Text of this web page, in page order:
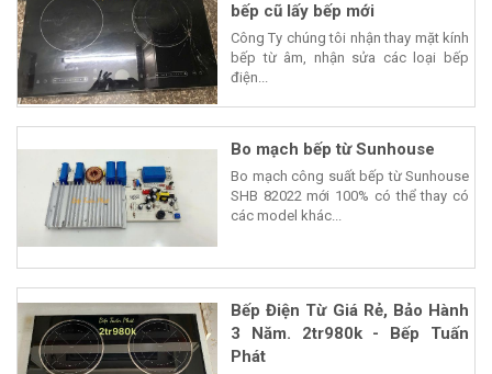
bếp cũ lấy bếp mới
Công Ty chúng tôi nhận thay mặt kính
bếp từ âm, nhận sửa các loại bếp
điện...
Bo mạch bếp từ Sunhouse
Bo mạch công suất bếp từ Sunhouse
SHB 82022 mới 100% có thể thay có
các model khác...
Bếp Điện Từ Giá Rẻ, Bảo Hành
3 Năm. 2tr980k - Bếp Tuấn
Phát